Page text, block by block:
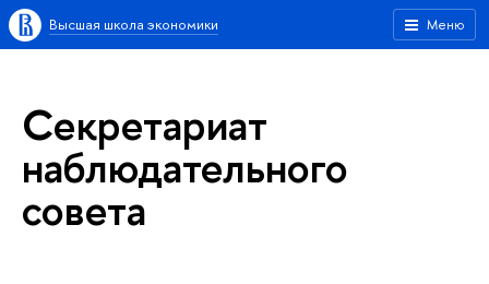
Меню
Высшая школа экономики
Секретариат
наблюдательного
совета